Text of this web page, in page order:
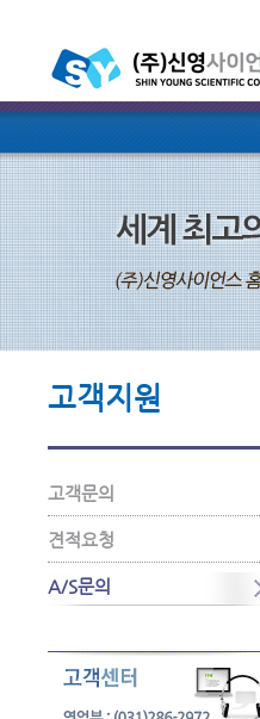
고객지원
고객문의
견적요청
A/S문의